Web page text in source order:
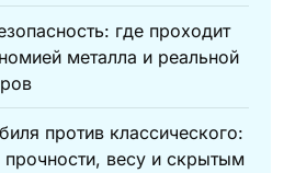
где проходит
металла и реальной
против классического:
весу и скрытым